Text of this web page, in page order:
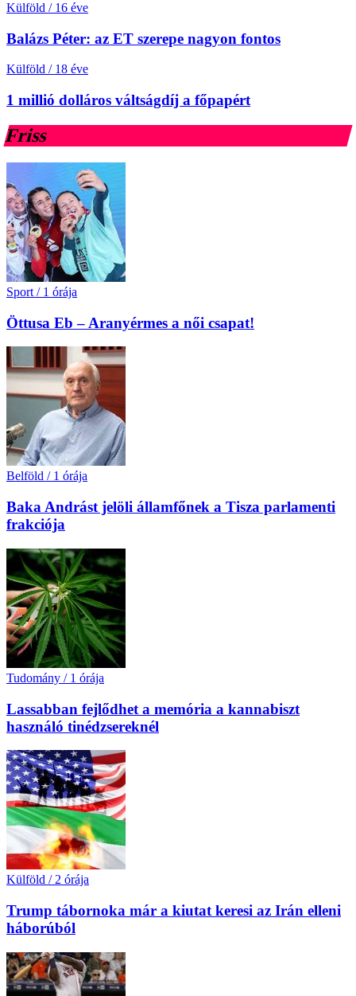
Külföld / 16 éve
Balázs Péter: az ET szerepe nagyon fontos
Külföld / 18 éve
1 millió dolláros váltságdíj a főpapért
Friss
Sport / 1 órája
Öttusa Eb – Aranyérmes a női csapat!
Belföld / 1 órája
Baka Andrást jelöli államfőnek a Tisza parlamenti
frakciója
Tudomány / 1 órája
Lassabban fejlődhet a memória a kannabiszt
használó tinédzsereknél
Külföld / 2 órája
Trump tábornoka már a kiutat keresi az Irán elleni
háborúból